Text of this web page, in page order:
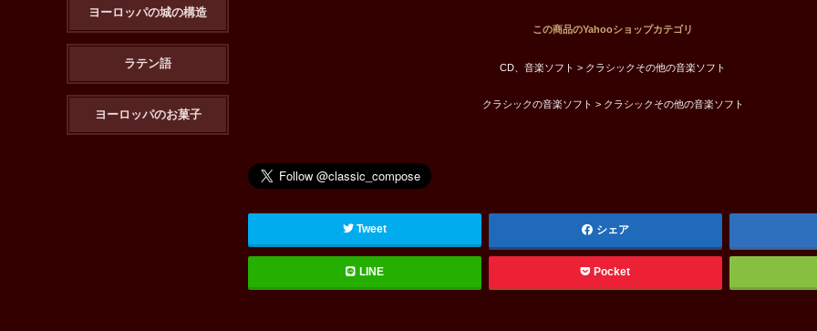
この商品のYahooショップカテゴリ
CD、音楽ソフト > クラシックその他の音楽ソフト
クラシックの音楽ソフト > クラシックその他の音楽ソフト
Tweet シェア
LINE Pocket
ヨーロッパの城の構造
ラテン語
ヨーロッパのお菓子